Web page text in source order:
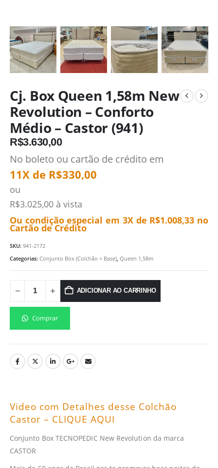
Cj. Box Queen 1,58m New
Revolution – Conforto
Médio – Castor (941)
R$3.630,00
No boleto ou cartão de crédito em
11X de R$330,00
ou
R$3.025,00 à vista
Ou condição especial em 3X de R$1.008,33 no
Cartão de Crédito
SKU: 941-2172
Categorias: Conjunto Box (Colchão + Base) Queen 1,58m
ADICIONAR AO CARRINHO
Comprar
Video com Detalhes desse Colchão
Castor – CLIQUE AQUI
Conjunto Box TECNOPEDIC New Revolution da marca
CASTOR